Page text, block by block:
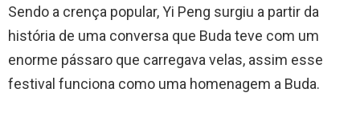
Sendo a crença popular, Yi Peng surgiu a partir da
história de uma conversa que Buda teve com um
enorme pássaro que carregava velas, assim esse
festival funciona como uma homenagem a Buda.